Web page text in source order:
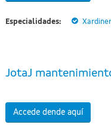
Especialidades:
JotaJ
Accede dende aquí